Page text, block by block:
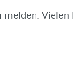
Vielen